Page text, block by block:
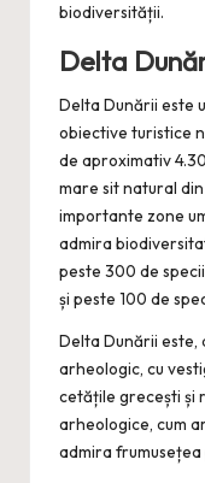
biodiversității.
Delta
Delta Dunării este
obiective turistice
de aproximativ
mare sit natural
importante zone
admira
peste 300 de
și peste 100 de
Delta Dunării este,
arheologic, cu
cetățile grecești și
arheologice, cum
admira